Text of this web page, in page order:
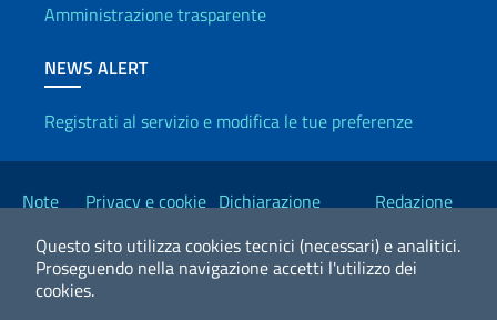
Questo sito utilizza cookies tecnici (necessari) e analitici.
Proseguendo nella navigazione accetti l'utilizzo dei
cookies.
Amministrazione trasparente
NEWS ALERT
Registrati al servizio e modifica le tue preferenze
Link Utili
Note
Privacy e cookie Dichiarazione
Redazione